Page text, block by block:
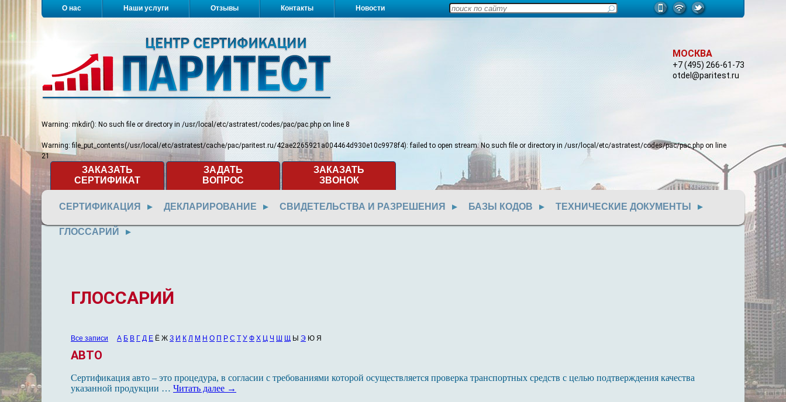
О нас Наши услуги Отзывы Контакты Новости
МОСКВА
+7 (495) 266-61-73
otdel@paritest.ru
Warning: mkdir(): No such file or directory in /usr/local/etc/astratest/codes/pac/pac.php on line 8
Warning: file_put_contents(/usr/local/etc/astratest/cache/pac/paritest.ru/42ae2265921a004464d930e10c9978f4): failed to open stream: No such file or directory in /usr/local/etc/astratest/codes/pac/pac.php on line
21
ЗАКАЗАТЬ
СЕРТИФИКАТ
ЗАДАТЬ
ВОПРОС
ЗАКАЗАТЬ
ЗВОНОК
СЕРТИФИКАЦИЯ ДЕКЛАРИРОВАНИЕ СВИДЕТЕЛЬСТВА И РАЗРЕШЕНИЯ БАЗЫ КОДОВ ТЕХНИЧЕСКИЕ ДОКУМЕНТЫ
ГЛОССАРИЙ
ГЛОССАРИЙ
Все записи А Б В Г Д Е Ё Ж З И К Л М Н О П Р С Т У Ф Х Ц Ч Ш Щ Ы Э Ю Я
АВТО
Сертификация авто – это процедура, в согласии с требованиями которой осуществляется проверка транспортных средств с целью подтверждения качества
указанной продукции … Читать далее →